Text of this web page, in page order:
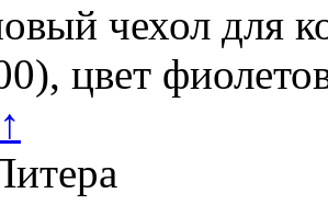
чехол для
цвет